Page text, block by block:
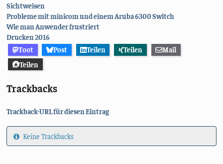
Sichtweisen
Probleme mit minicom und einem Aruba 6300 Switch
Wie man Anwender frustriert
Drucken 2016
Toot
Post Teilen Teilen
Mail
Teilen
Trackbacks
Trackback-URL für diesen Eintrag
Keine Trackbacks